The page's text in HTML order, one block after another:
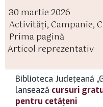
30 martie 2026
Activităţi,Campanie,
Prima pagină
Articol reprezentativ
Biblioteca Județeană
lansează cursuri
pentru cetățeni